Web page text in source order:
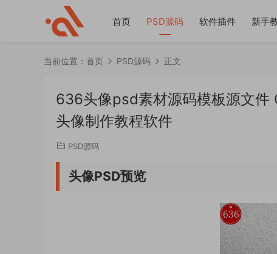
首页 PSD源码 软件插件 新手
当前位置： 首页 PSD源码 正文
636头像psd素材源码模板源文件
头像制作教程软件
PSD源码
头像PSD预览